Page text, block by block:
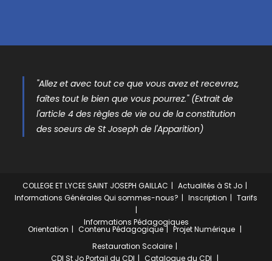
"Allez et avec tout ce que vous avez et recevrez,
faîtes tout le bien que vous pourrez." (Extrait de
l'article 4 des règles de vie ou de la constitution
des soeurs de St Joseph de l'Apparition)
COLLEGE ET LYCEE SAINT JOSEPH GAILLAC
Actualités à St Jo
Informations Générales Qui sommes-nous? Inscription Tarifs
Informations Pédagogiques
Orientation Contenu Pédagogique
Projet Numérique
Restauration Scolaire
CDI St Jo Portail du CDI Catalogue du CDI